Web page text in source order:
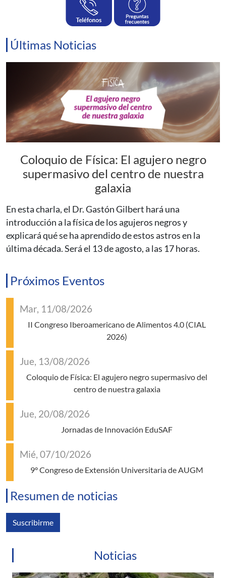
Últimas Noticias
Coloquio de Física: El agujero negro
supermasivo del centro de nuestra
galaxia
En esta charla, el Dr. Gastón Gilbert hará una
introducción a la física de los agujeros negros y
explicará qué se ha aprendido de estos astros en la
última década. Será el 13 de agosto, a las 17 horas.
Próximos Eventos
Mar, 11/08/2026
II Congreso Iberoamericano de Alimentos 4.0 (CIAL
2026)
Jue, 13/08/2026
Coloquio de Física: El agujero negro supermasivo del
centro de nuestra galaxia
Jue, 20/08/2026
Jornadas de Innovación EduSAF
Mié, 07/10/2026
9° Congreso de Extensión Universitaria de AUGM
Resumen de noticias
Suscribirme
Noticias